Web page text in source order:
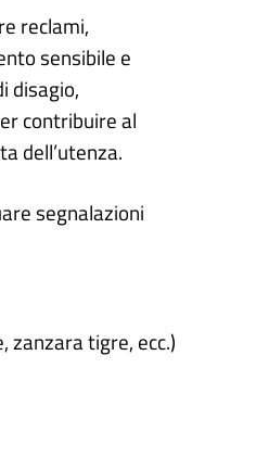
reclami,
sensibile e
disagio,
contribuire al
dell’utenza.
segnalazioni
zanzara tigre, ecc.)